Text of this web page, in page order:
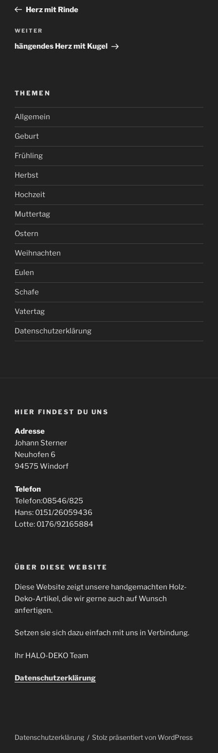
Beitrag
Herz mit Rinde
Nächster
Beitrag
WEITER
hängendes Herz mit Kugel
THEMEN
Allgemein
Geburt
Frühling
Herbst
Hochzeit
Muttertag
Ostern
Weihnachten
Eulen
Schafe
Vatertag
Datenschutzerklärung
HIER FINDEST DU UNS
Adresse
Johann Sterner
Neuhofen 6
94575 Windorf
Telefon
Telefon:08546/825
Hans: 0151/26059436
Lotte: 0176/92165884
ÜBER DIESE WEBSITE
Diese Website zeigt unsere handgemachten Holz-
Deko-Artikel, die wir gerne auch auf Wunsch
anfertigen.
Setzen sie sich dazu einfach mit uns in Verbindung.
Ihr HALO-DEKO Team
Datenschutzerklärung
Datenschutzerklärung Stolz präsentiert von WordPress